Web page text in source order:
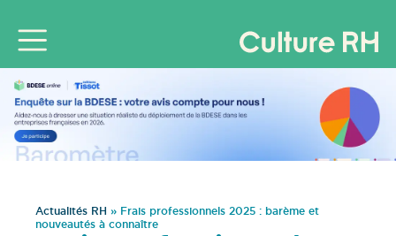
Actualités RH » Frais professionnels 2025 : barème et
nouveautés à connaître